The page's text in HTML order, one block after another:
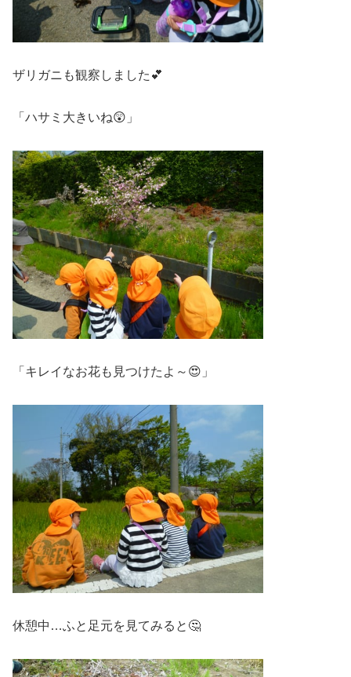
ザリガニも観察しました💕
「ハサミ大きいね😲」
「キレイなお花も見つけたよ～😍」
休憩中…ふと足元を見てみると🤔